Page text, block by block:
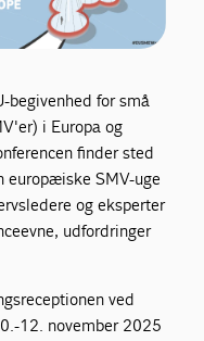
begivenhed for små
i Europa og
finder sted
europæiske SMV-uge
og eksperter
udfordringer
ved
12. november 2025